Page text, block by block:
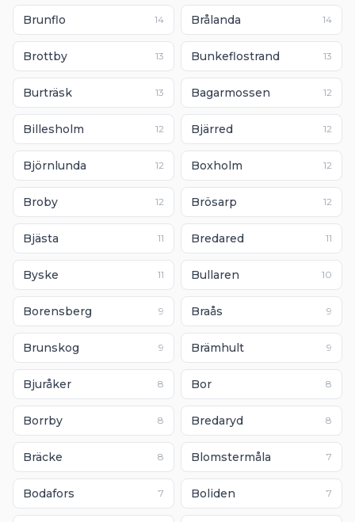
Brunflo 14 Brålanda 14
Brottby 13 Bunkeflostrand 13
Burträsk 13 Bagarmossen 12
Billesholm 12 Bjärred 12
Björnlunda 12 Boxholm 12
Broby 12 Brösarp 12
Bjästa 11 Bredared 11
Byske 11 Bullaren 10
Borensberg 9 Braås 9
Brunskog 9 Brämhult 9
Bjuråker 8 Bor 8
Borrby 8 Bredaryd 8
Bräcke 8 Blomstermåla 7
Bodafors 7 Boliden 7